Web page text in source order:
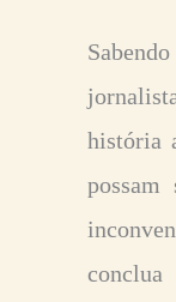
história
possam